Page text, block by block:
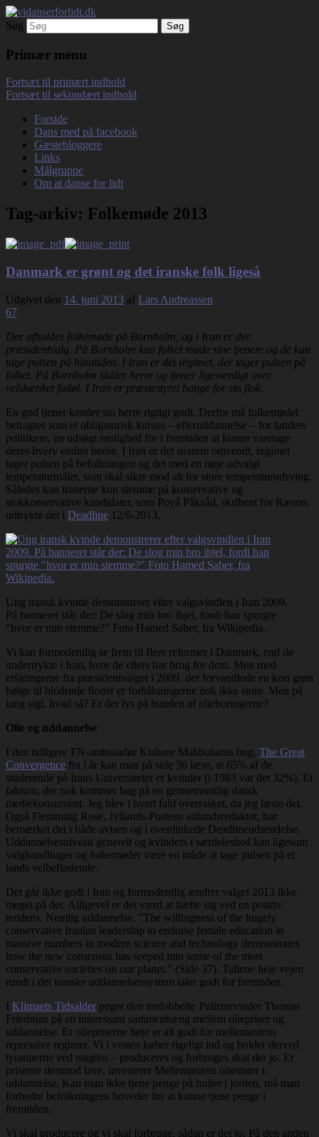
vidanserforlidt.dk
Debatterende tekster med filosofisk tilsnit
om hverdagens glæder og genvordigheder
Søg
Primær menu
Fortsæt til primært indhold
Fortsæt til sekundært indhold
Forside
Dans med på facebook
Gæstebloggere
Links
Målgruppe
Om at danse for lidt
Tag-arkiv: Folkemøde 2013
Danmark er grønt og det iranske folk ligeså
Udgivet den 14. juni 2013 af Lars Andreassen
67
Der afholdes folkemøde på Bornholm, og i Iran er der
præsidentvalg. På Bornholm kan folket møde sine tjenere og de kan
tage pulsen på hinanden. I Iran er det regimet, der tager pulsen på
folket. På Bornholm skåler herre og tjener ligeværdigt over
velskænket fadøl. I Iran er præstestyret bange for sin flok.
En god tjener kender sin herre rigtigt godt. Derfor må folkemødet
betragtes som et obligatorisk kursus – efteruddannelse – for landets
politikere, en udsøgt mulighed for i fremtiden at kunne varetage
deres hverv endnu bedre. I Iran er det snarere omvendt, regimet
tager pulsen på befolkningen og det med en nøje udvalgt
temperaturmåler, som skal sikre mod alt for store temperaturudsving.
Således kan iranerne kun stemme på konservative og
stokkonservative kandidater, som Poyâ Pâkzâd, skribent for Ræson,
udtrykte det i Deadline 12/6-2013.
Ung iransk kvinde demonstrerer efter valgsvindlen i Iran 2009.
På banneret står der: De slog min bro ihjel, fordi han spurgte
“hvor er min stemme?” Foto Hamed Saber, fra Wikipedia.
Vi kan formodentlig se frem til flere reformer i Danmark, end de
undertrykte i Iran, hvor de ellers har brug for dem. Men med
erfaringerne fra præsidentvalget i 2009, der forvandlede en kort grøn
bølge til blodrøde floder er forhåbningerne nok ikke store. Men på
lang sigt, hvad så? Er der lys på bunden af olieboringerne?
Olie og uddannelse
I den tidligere FN-ambssadør Kishore Mahbubanis bog, The Great
Convergence fra i år kan man på side 36 læse, at 65% af de
studerende på Irans Universiteter er kvinder (i 1983 var det 32%). Et
faktum, der nok kommer bag på en gennemsnitlig dansk
mediekonsument. Jeg blev i hvert fald overrasket, da jeg læste det.
Også Flemming Rose, Jyllands-Postens udlandsredaktør, har
bemærket det i både avisen og i ovenlinkede Deadlineudsendelse.
Uddannelsesniveau generelt og kvinders i særdeleshed kan ligesom
valghandlinger og folkemøder være en måde at tage pulsen på et
lands velbefindende.
Det går ikke godt i Iran og formodentlig ændrer valget 2013 ikke
meget på det. Alligevel er det værd at hæfte sig ved en positiv
tendens. Nemlig uddannelse. ”The willingness of the hugely
conservative Iranian leadership to endorse female education in
massive numbers in modern science and technology demonstrates
how the new consensus has seeped into some of the most
conservative societies on our planet.” (Side 37). Tallene hele vejen
rundt i det iranske uddannelsessystem taler godt for fremtiden.
I Klimaets Tidsalder peger den tredobbelte Pulitzervinder Thomas
Friedman på en interessant sammenhæng mellem oliepriser og
uddannelse. Er oliepriserne høje er alt godt for mellemøstens
repressive regimer. Vi i vesten køber rigeligt ind og holder derved
tyrannerne ved magten – produceres og forbruges skal der jo. Er
priserne derimod lave, investerer Mellemøstens oliestater i
uddannelse. Kan man ikke tjene penge på huller i jorden, må man
forbedre befolkningens hoveder for at kunne tjene penge i
fremtiden.
Vi skal producere og vi skal forbruge, sådan er det jo. På den anden